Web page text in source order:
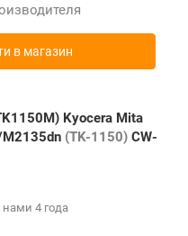
в магазин
Kyocera Mita
(TK-1150) CW-
нами 4 года